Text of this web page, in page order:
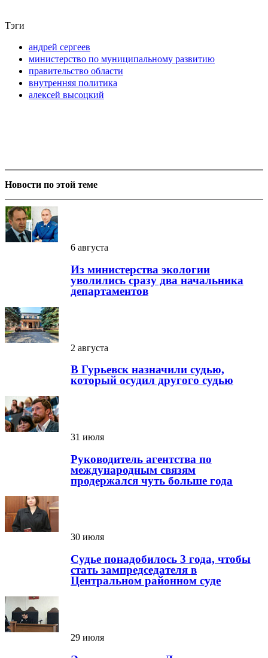
Тэги
андрей сергеев
министерство по муниципальному развитию
правительство области
внутренняя политика
алексей высоцкий
Новости по этой теме
6 августа
Из министерства экологии
уволились сразу два начальника
департаментов
2 августа
В Гурьевск назначили судью,
который осудил другого судью
31 июля
Руководитель агентства по
международным связям
продержался чуть больше года
30 июля
Судье понадобилось 3 года, чтобы
стать зампредседателя в
Центральном районном суде
29 июля